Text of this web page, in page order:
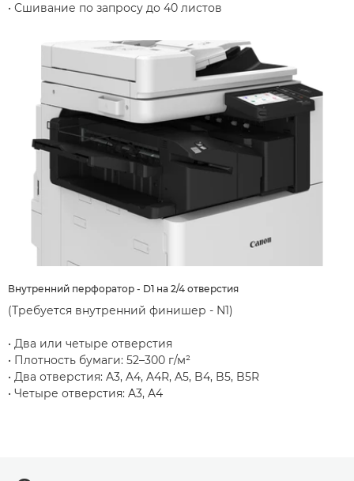
• Сшивание по запросу до 40 листов
Внутренний перфоратор - D1 на 2/4 отверстия
(Требуется внутренний финишер - N1)
• Два или четыре отверстия
• Плотность бумаги: 52–300 г/м²
• Два отверстия: A3, A4, A4R, A5, B4, B5, B5R
• Четыре отверстия: A3, A4